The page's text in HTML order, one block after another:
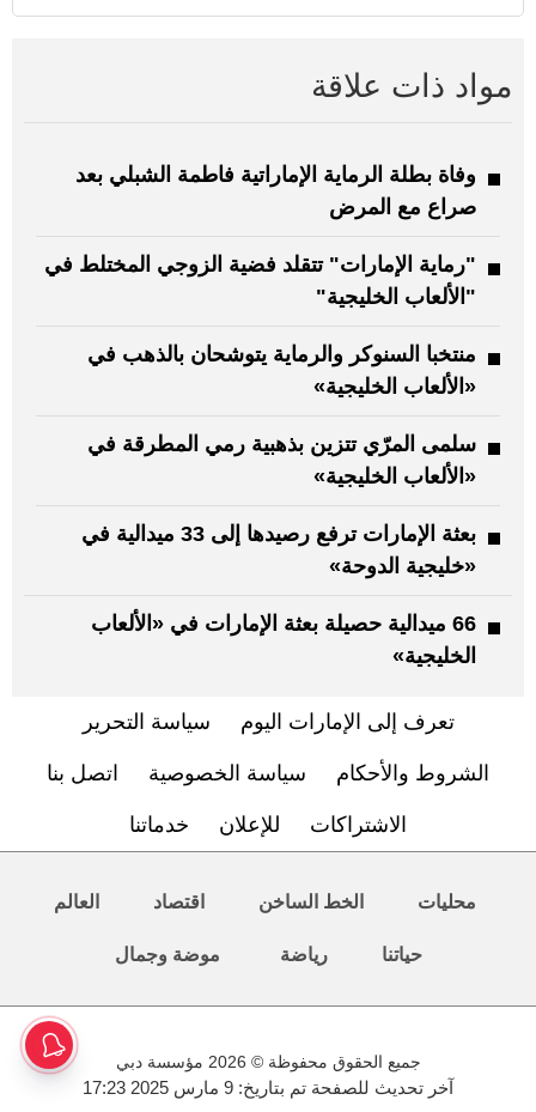
مواد ذات علاقة
وفاة بطلة الرماية الإماراتية فاطمة الشبلي بعد
صراع مع المرض
"رماية الإمارات" تتقلد فضية الزوجي المختلط في
"الألعاب الخليجية"
منتخبا السنوكر والرماية يتوشحان بالذهب في
«الألعاب الخليجية»
سلمى المرّي تتزين بذهبية رمي المطرقة في
«الألعاب الخليجية»
بعثة الإمارات ترفع رصيدها إلى 33 ميدالية في
«خليجية الدوحة»
66 ميدالية حصيلة بعثة الإمارات في «الألعاب
الخليجية»
تعرف إلى الإمارات اليوم سياسة التحرير
الشروط والأحكام سياسة الخصوصية اتصل بنا
الاشتراكات للإعلان خدماتنا
محليات الخط الساخن اقتصاد العالم
حياتنا رياضة موضة وجمال
جميع الحقوق محفوظة © 2026 مؤسسة دبي
آخر تحديث للصفحة تم بتاريخ: 9 مارس 2025 17:23